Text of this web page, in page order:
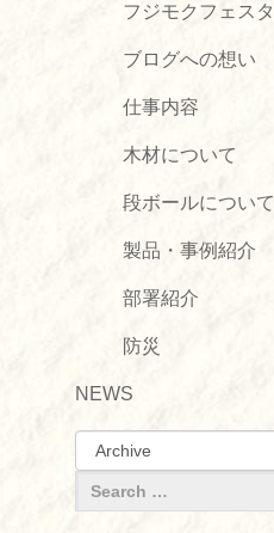
フジモクフェスタ
ブログへの想い
仕事内容
木材について
段ボールについて
製品・事例紹介
部署紹介
防災
NEWS